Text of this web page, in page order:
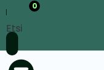
0
Etsi